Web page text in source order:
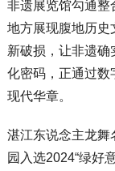
非遗展览馆勾通整
地方展现腹地历史
新破损，让非遗确
化密码，正通过数
现代华章。
湛江东说念主龙舞
园入选2024“绿好